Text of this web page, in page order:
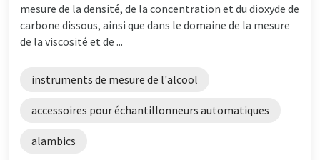
mesure de la densité, de la concentration et du dioxyde de
carbone dissous, ainsi que dans le domaine de la mesure
de la viscosité et de ...
instruments de mesure de l'alcool
accessoires pour échantillonneurs automatiques
alambics